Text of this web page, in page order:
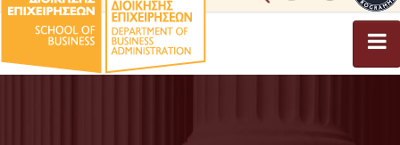
UNDERGRADUATE STUDIES